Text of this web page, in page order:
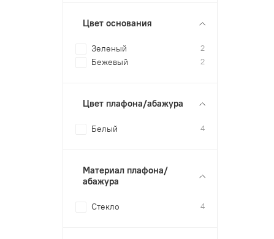
Цвет основания
Зеленый 2
Бежевый 2
Цвет плафона/абажура
Белый 4
Материал плафона/
абажура
Стекло 4